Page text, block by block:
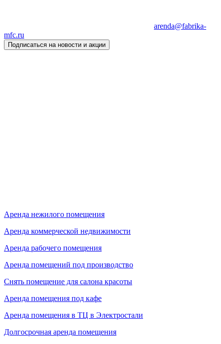
arenda@fabrika-
mfc.ru
Подписаться на новости и акции
Аренда нежилого помещения
Аренда коммерческой недвижимости
Аренда рабочего помещения
Аренда помещений под производство
Снять помещение для салона красоты
Аренда помещения под кафе
Аренда помещения в ТЦ в Электростали
Долгосрочная аренда помещения